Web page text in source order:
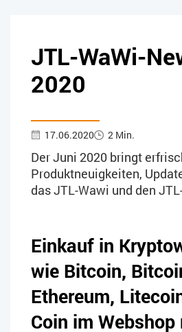
JTL-WaWi-
2020
17.06.2020 2 Min.
Der Juni 2020 bringt
Produktneuigkeiten,
das JTL-Wawi und den
Einkauf in
wie Bitcoin,
Ethereum,
Coin im